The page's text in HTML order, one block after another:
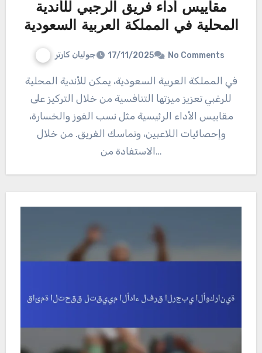
مقاييس أداء فريق الرجبي للأندية
المحلية في المملكة العربية السعودية
جوليان كارتر 17/11/2025 No Comments
في المملكة العربية السعودية، يمكن للأندية المحلية
للرغبي تعزيز ميزتها التنافسية من خلال التركيز على
مقاييس الأداء الرئيسية مثل نسب الفوز والخسارة،
وإحصائيات اللاعبين، وتماسك الفريق. من خلال
الاستفادة من…